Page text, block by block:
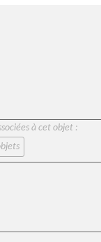
à cet objet :